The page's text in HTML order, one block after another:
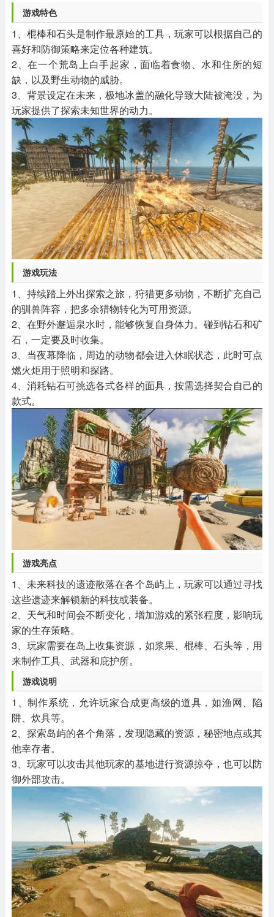
游戏攻略
63款应用
软件教程
8款应用
热点新闻
8款应用
游戏特色
1、棍棒和石头是制作最原始的工具，玩家可以根据自己的
喜好和防御策略来定位各种建筑。
2、在一个荒岛上白手起家，面临着食物、水和住所的短
缺，以及野生动物的威胁。
3、背景设定在未来，极地冰盖的融化导致大陆被淹没，为
玩家提供了探索未知世界的动力。
游戏玩法
1、持续踏上外出探索之旅，狩猎更多动物，不断扩充自己
的驯兽阵容，把多余猎物转化为可用资源。
2、在野外邂逅泉水时，能够恢复自身体力。碰到钻石和矿
石，一定要及时收集。
3、当夜幕降临，周边的动物都会进入休眠状态，此时可点
燃火炬用于照明和探路。
4、消耗钻石可挑选各式各样的面具，按需选择契合自己的
款式。
游戏亮点
1、未来科技的遗迹散落在各个岛屿上，玩家可以通过寻找
这些遗迹来解锁新的科技或装备。
2、天气和时间会不断变化，增加游戏的紧张程度，影响玩
家的生存策略。
3、玩家需要在岛上收集资源，如浆果、棍棒、石头等，用
来制作工具、武器和庇护所。
游戏说明
1、制作系统，允许玩家合成更高级的道具，如渔网、陷
阱、炊具等。
2、探索岛屿的各个角落，发现隐藏的资源，秘密地点或其
他幸存者。
3、玩家可以攻击其他玩家的基地进行资源掠夺，也可以防
御外部攻击。